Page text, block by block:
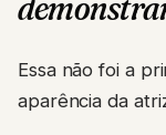
Essa não foi a
aparência da